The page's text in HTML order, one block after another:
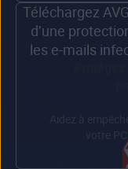
Téléchargez
d’une
les e-mails
votre